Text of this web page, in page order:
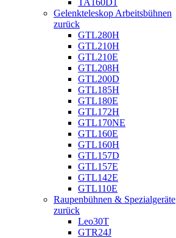
TA160D1
Gelenkteleskop Arbeitsbühnen
zurück
GTL280H
GTL210H
GTL210E
GTL208H
GTL200D
GTL185H
GTL180E
GTL172H
GTL170NE
GTL160E
GTL160H
GTL157D
GTL157E
GTL142E
GTL110E
Raupenbühnen & Spezialgeräte
zurück
Leo30T
GTR24J